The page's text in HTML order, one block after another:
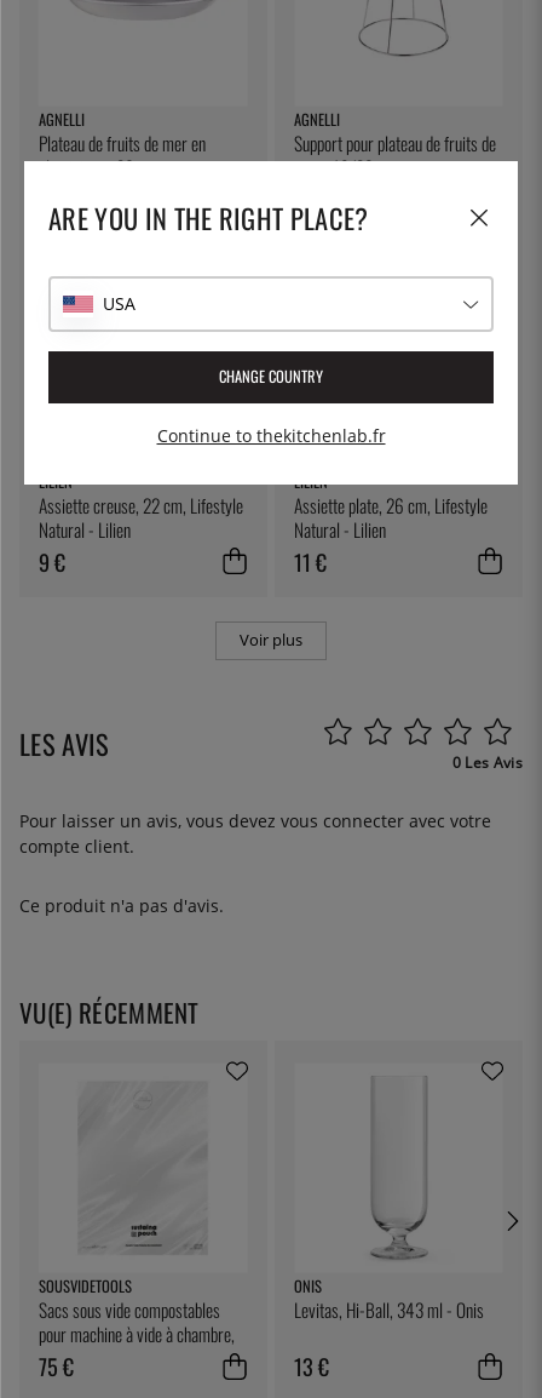
AGNELLI
Plateau de fruits de mer en
aluminium - 36 cm
30 €
AGNELLI
Support pour plateau de fruits de
mer - 19/28 cm
18 €
LILIEN
Assiette creuse, 22 cm, Lifestyle
Natural - Lilien
9 €
LILIEN
Assiette plate, 26 cm, Lifestyle
Natural - Lilien
11 €
Voir plus
LES AVIS 0 Les Avis
Pour laisser un avis, vous devez vous connecter avec votre
compte client.
Ce produit n'a pas d'avis.
VU(E) RÉCEMMENT
SOUSVIDETOOLS
Sacs sous vide compostables
pour machine à vide à chambre,
25 x 25 cm, paquet de 200 -
SousVideTools
75 €
ONIS
Levitas, Hi-Ball, 343 ml - Onis
13 €
ARE YOU IN THE RIGHT PLACE?
USA
CHANGE COUNTRY
Continue to thekitchenlab.fr